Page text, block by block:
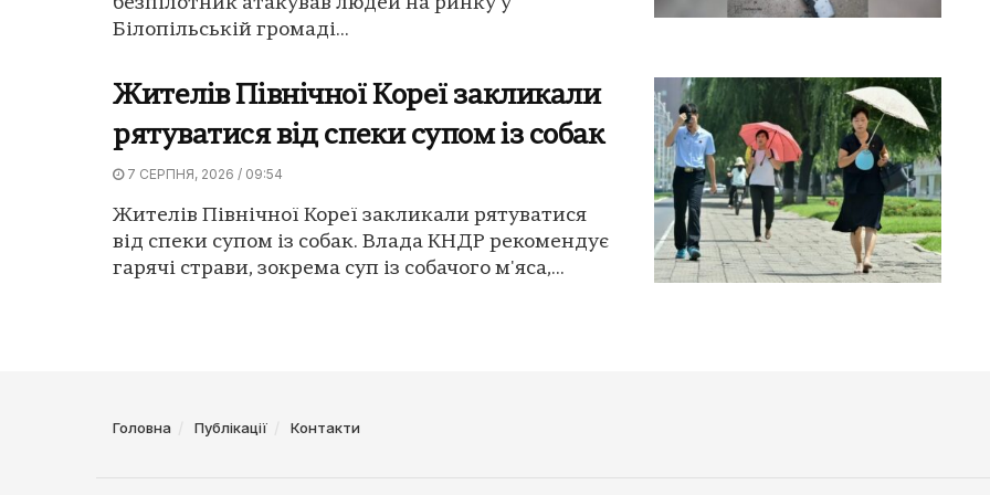
безпілотник атакував людей на ринку у
Білопільській громаді...
Жителів Північної Кореї закликали
рятуватися від спеки супом із собак
7 СЕРПНЯ, 2026 / 09:54
Жителів Північної Кореї закликали рятуватися
від спеки супом із собак. Влада КНДР рекомендує
гарячі страви, зокрема суп із собачого м'яса,...
Головна Публікації Контакти